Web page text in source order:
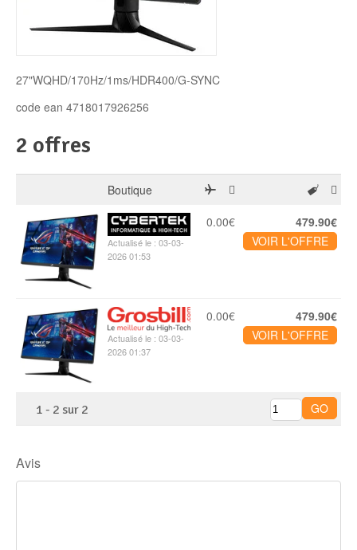
27"WQHD/170Hz/1ms/HDR400/G-SYNC
code ean 4718017926256
2 offres
Boutique
Actualisé le : 03-03-
2026 01:53
0.00€
479.90€
VOIR L'OFFRE
Actualisé le : 03-03-
2026 01:37
0.00€
479.90€
VOIR L'OFFRE
1 - 2 sur 2
Avis